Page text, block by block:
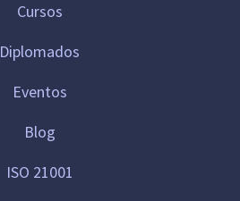
Cursos
Diplomados
Eventos
Blog
ISO 21001